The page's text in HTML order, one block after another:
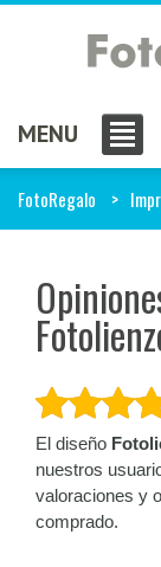
MENU
FotoRegalo
El diseño
nuestros
valoraciones y
comprado.